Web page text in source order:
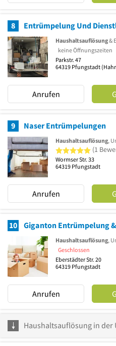
8 Entrümpelung Und
Haushaltsauflösung&
keine Öffnungszeiten
Parkstr. 47
64319 Pfungstadt
Anrufen
9 Naser Entrümpelungen
Haushaltsauflösung,
5 von 5
(1
Wormser Str. 33
64319 Pfungstadt
Anrufen
10
Haushaltsauflösung,
Geschlossen
Eberstädter Str. 20
64319 Pfungstadt
Anrufen
Haushaltsauflösung in der